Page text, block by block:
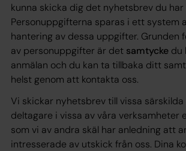
kunna skicka dig det nyhetsbrev du har
Personuppgifterna sparas i ett system
hantering av dessa uppgifter. Grunden
av personuppgifter är det samtycke du
anmälan och du kan ta tillbaka ditt
helst genom att kontakta oss.
Vi skickar nyhetsbrev till vissa särskilda
deltagare i vissa av våra verksamheter
som vi av andra skäl har anledning att
intresserade av utskick från oss. Dina